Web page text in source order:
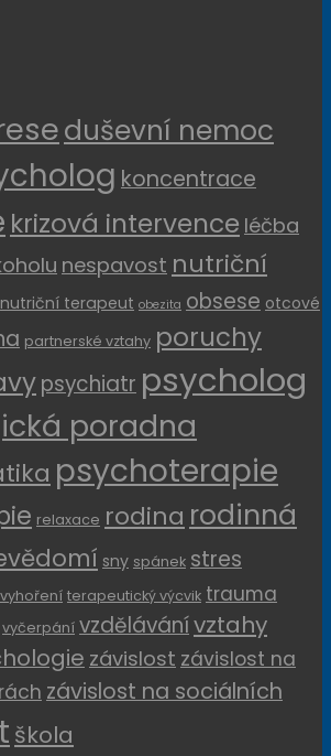
duševní nemoc
koncentrace
krizová intervence léčba
nespavost nutriční
nutriční terapeut obezita obsese otcové
partnerské vztahy poruchy
psychiatr psycholog
poradna
psychoterapie
relaxace rodina rodinná
sny spánek stres
terapeutický výcvik trauma
vyčerpání vzdělávánívztahy
závislost závislost na
závislost na sociálních
škola